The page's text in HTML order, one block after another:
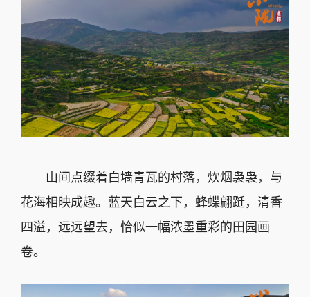
山间点缀着白墙青瓦的村落，炊烟袅袅，与
花海相映成趣。蓝天白云之下，蜂蝶翩跹，清香
四溢，远远望去，恰似一幅浓墨重彩的田园画
卷。